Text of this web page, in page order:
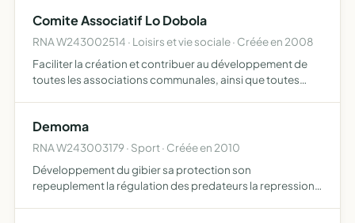
Comite Associatif Lo Dobola
RNA W243002514 · Loisirs et vie sociale · Créée en 2008
Faciliter la création et contribuer au développement de
toutes les associations communales, ainsi que toutes
Demoma
RNA W243003179 · Sport · Créée en 2010
Développement du gibier sa protection son
repeuplement la régulation des predateurs la repression